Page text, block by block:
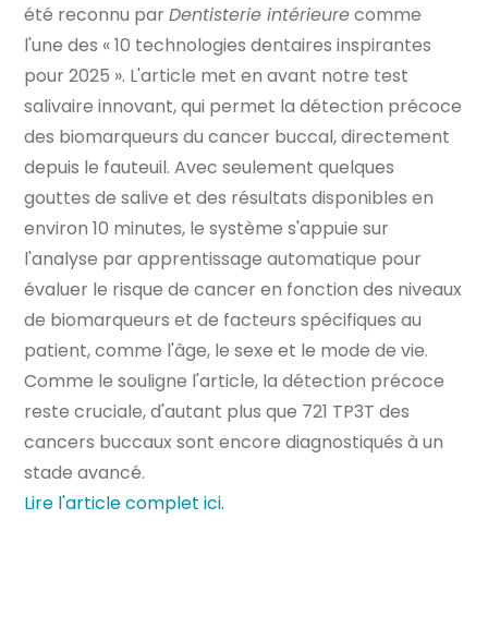
été reconnu parDentisterie intérieurecomme
l'une des « 10 technologies dentaires inspirantes
pour 2025 ». L'article met en avant notre test
salivaire innovant, qui permet la détection précoce
des biomarqueurs du cancer buccal, directement
depuis le fauteuil. Avec seulement quelques
gouttes de salive et des résultats disponibles en
environ 10 minutes, le système s'appuie sur
l'analyse par apprentissage automatique pour
évaluer le risque de cancer en fonction des niveaux
de biomarqueurs et de facteurs spécifiques au
patient, comme l'âge, le sexe et le mode de vie.
Comme le souligne l'article, la détection précoce
reste cruciale, d'autant plus que 721 TP3T des
cancers buccaux sont encore diagnostiqués à un
stade avancé.
Lire l'article complet ici.